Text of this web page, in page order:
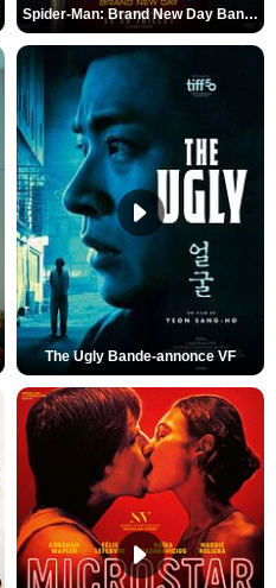
Spider-Man: Brand New Day Bande-annonce (3) VO STFR
The Ugly Bande-annonce VF